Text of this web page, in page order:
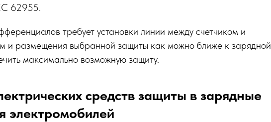
62955.
требует установки линии между счетчиком и
и размещения выбранной защиты как можно ближе к зарядной
максимально возможную защиту.
средств защиты в зарядные
электромобилей